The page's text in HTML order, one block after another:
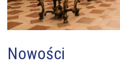
Nowości